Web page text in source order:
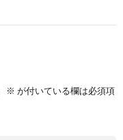
※ が付いている欄は必須項